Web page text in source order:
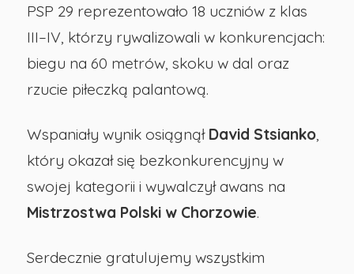
w
Opolu
PSP 29 reprezentowało 18 uczniów z klas
III–IV, którzy rywalizowali w konkurencjach:
biegu na 60 metrów, skoku w dal oraz
rzucie piłeczką palantową.
Wspaniały wynik osiągnął David Stsianko,
który okazał się bezkonkurencyjny w
swojej kategorii i wywalczył awans na
Mistrzostwa Polski w Chorzowie.
Serdecznie gratulujemy wszystkim